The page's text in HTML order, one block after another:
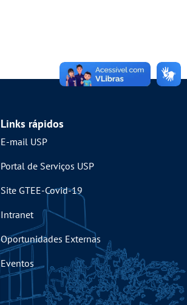
Links rápidos
E-mail USP
Portal de Serviços USP
Site GTEE-Covid-19
Intranet
Oportunidades Externas
Eventos